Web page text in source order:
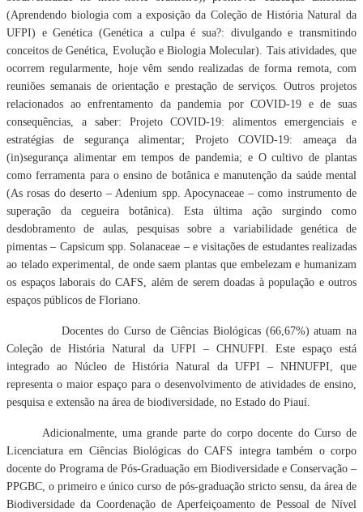
(Aprendendo biologia com a exposição da Coleção de História Natural da
UFPI) e Genética (Genética a culpa é sua?: divulgando e transmitindo
conceitos de Genética, Evolução e Biologia Molecular). Tais atividades, que
ocorrem regularmente, hoje vêm sendo realizadas de forma remota, com
reuniões semanais de orientação e prestação de serviços. Outros projetos
relacionados ao enfrentamento da pandemia por COVID-19 e de suas
consequências, a saber: Projeto COVID-19: alimentos emergenciais e
estratégias de segurança alimentar; Projeto COVID-19: ameaça da
(in)segurança alimentar em tempos de pandemia; e O cultivo de plantas
como ferramenta para o ensino de botânica e manutenção da saúde mental
(As rosas do deserto – Adenium spp. Apocynaceae – como instrumento de
superação da cegueira botânica). Esta última ação surgindo como
desdobramento de aulas, pesquisas sobre a variabilidade genética de
pimentas – Capsicum spp. Solanaceae – e visitações de estudantes realizadas
ao telado experimental, de onde saem plantas que embelezam e humanizam
os espaços laborais do CAFS, além de serem doadas à população e outros
espaços públicos de Floriano.
Docentes do Curso de Ciências Biológicas (66,67%) atuam na
Coleção de História Natural da UFPI – CHNUFPI. Este espaço está
integrado ao Núcleo de História Natural da UFPI – NHNUFPI, que
representa o maior espaço para o desenvolvimento de atividades de ensino,
pesquisa e extensão na área de biodiversidade, no Estado do Piauí.
Adicionalmente, uma grande parte do corpo docente do Curso de
Licenciatura em Ciências Biológicas do CAFS integra também o corpo
docente do Programa de Pós-Graduação em Biodiversidade e Conservação –
PPGBC, o primeiro e único curso de pós-graduação stricto sensu, da área de
Biodiversidade da Coordenação de Aperfeiçoamento de Pessoal de Nível